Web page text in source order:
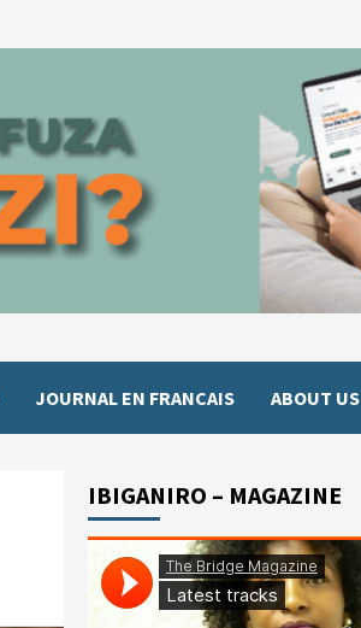
JOURNAL EN FRANCAIS ABOUT US
IBIGANIRO – MAGAZINE